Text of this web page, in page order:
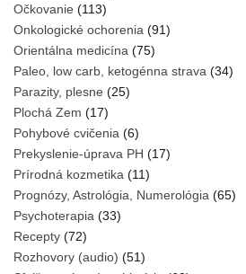
Očkovanie (113)
Onkologické ochorenia (91)
Orientálna medicína (75)
Paleo, low carb, ketogénna strava (34)
Parazity, plesne (25)
Plochá Zem (17)
Pohybové cvičenia (6)
Prekyslenie-úprava PH (17)
Prírodná kozmetika (11)
Prognózy, Astrológia, Numerológia (65)
Psychoterapia (33)
Recepty (72)
Rozhovory (audio) (51)